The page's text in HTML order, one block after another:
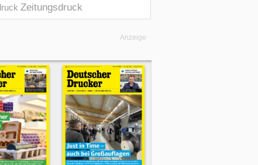
Zeitungsdruck
Anzeige